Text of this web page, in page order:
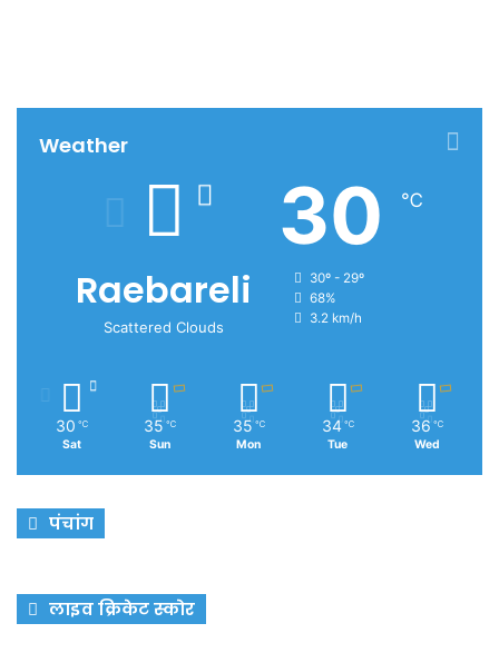
Weather
Raebareli
Scattered Clouds
30 ℃
30º - 29º
68%
3.2 km/h
30 ℃
Sat
35 ℃
Sun
35 ℃
Mon
34 ℃
Tue
36 ℃
Wed
पंचांग
लाइव क्रिकेट स्कोर